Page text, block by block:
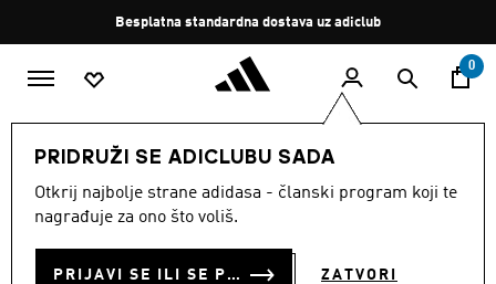
Zaustavi
rotaciju
Besplatna standardna dostava uz adiclub
0
PRIDRUŽI SE ADICLUBU SADA
Otkrij najbolje strane adidasa - članski program koji te
nagrađuje za ono što voliš.
PRIJAVI SE ILI SE PRIDRUŽI SADA ZATVORI
Obuća
TENISICE S ELASTIČNIM
VEZICAMA CLOUDFOAM